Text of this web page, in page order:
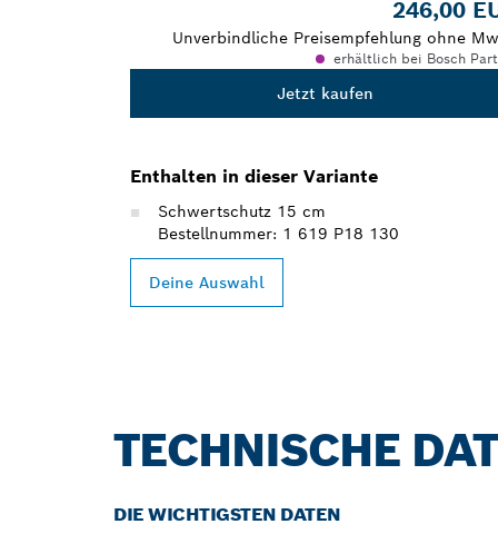
246,00
Unverbindliche Preisempfehlung ohne
erhältlich bei Bosch
Jetzt kaufen
Enthalten in dieser Variante
Schwertschutz 15 cm
Bestellnummer: 1 619 P18 130
Deine Auswahl
TECHNISCHE
DIE WICHTIGSTEN DATEN